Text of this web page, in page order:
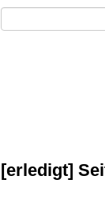
Suche im Forum
[erledigt]